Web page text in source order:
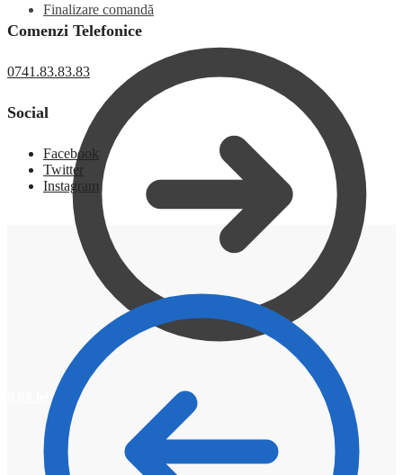
Finalizare comandă
0
Comenzi Telefonice
0741.83.83.83
Social
Facebook
Twitter
Instagram